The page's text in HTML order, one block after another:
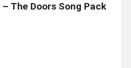
The Doors Song Pack